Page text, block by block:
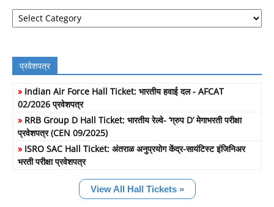
Job
Filter
प्रवेशपत्र
» Indian Air Force Hall Ticket: भारतीय हवाई दल - AFCAT
02/2026 प्रवेशपत्र
» RRB Group D Hall Ticket: भारतीय रेल्वे- ‘ग्रुप D’ मेगाभरती परीक्षा
प्रवेशपत्र (CEN 09/2025)
» ISRO SAC Hall Ticket: अंतराळ अनुप्रयोग केंद्र-सायंटिस्ट इंजिनिअर
भरती परीक्षा प्रवेशपत्र
View All Hall Tickets »